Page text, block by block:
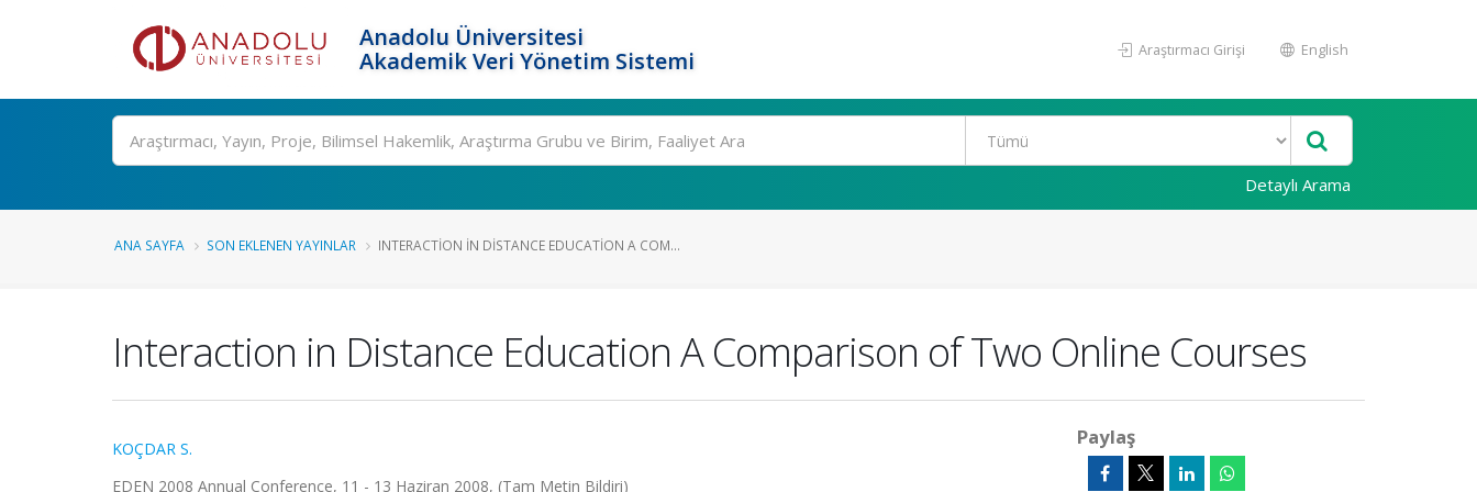
Anadolu Üniversitesi
Akademik Veri Yönetim Sistemi
Araştırmacı Girişi English
Ara
Detaylı Arama
ANA SAYFA SON EKLENEN YAYINLAR INTERACTION IN DISTANCE EDUCATION A COM...
Interaction in Distance Education A Comparison of Two Online Courses
KOÇDAR S.
EDEN 2008 Annual Conference, 11 - 13 Haziran 2008, (Tam Metin Bildiri)
Paylaş